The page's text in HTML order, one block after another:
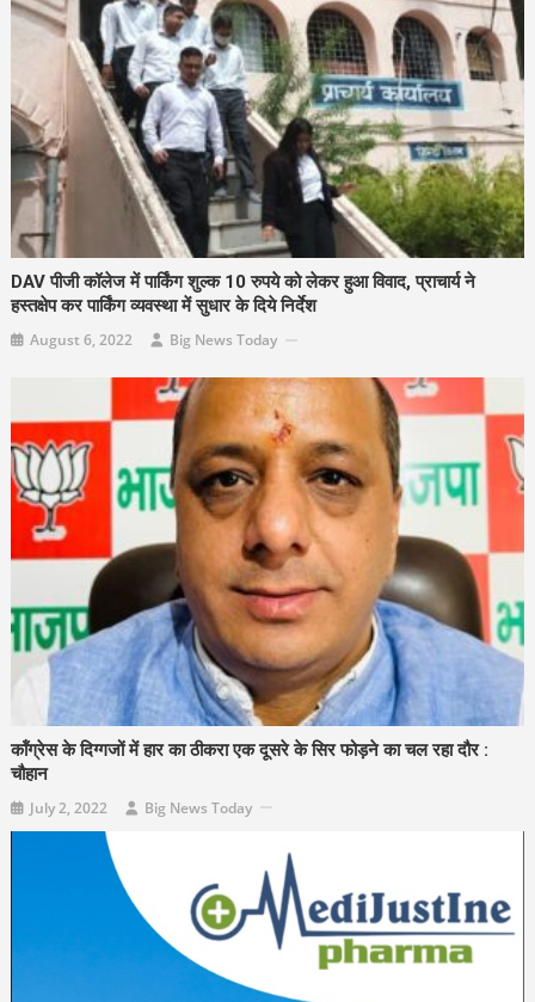
DAV पीजी कॉलेज में पार्किंग शुल्क 10 रुपये को लेकर हुआ विवाद, प्राचार्य ने
हस्तक्षेप कर पार्किंग व्यवस्था में सुधार के दिये निर्देश
August 6, 2022 Big News Today
कॉंग्रेस के दिग्गजों में हार का ठीकरा एक दूसरे के सिर फोड़ने का चल रहा दौर :
चौहान
July 2, 2022 Big News Today